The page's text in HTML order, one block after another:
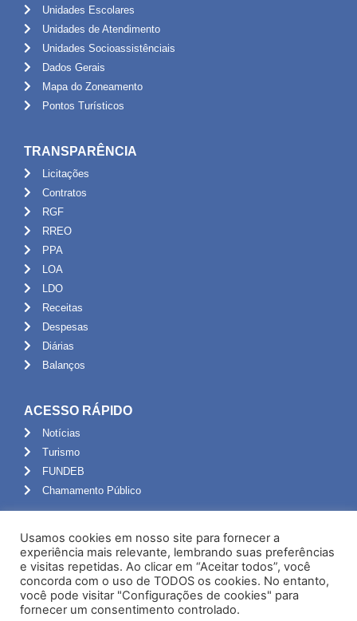
Unidades Escolares
Unidades de Atendimento
Unidades Socioassistênciais
Dados Gerais
Mapa do Zoneamento
Pontos Turísticos
TRANSPARÊNCIA
Licitações
Contratos
RGF
RREO
PPA
LOA
LDO
Receitas
Despesas
Diárias
Balanços
ACESSO RÁPIDO
Notícias
Turismo
FUNDEB
Chamamento Público
Portal do Servidor
Webmail
Administração
Usamos cookies em nosso site para fornecer a
experiência mais relevante, lembrando suas preferências
e visitas repetidas. Ao clicar em “Aceitar todos”, você
concorda com o uso de TODOS os cookies. No entanto,
você pode visitar "Configurações de cookies" para
fornecer um consentimento controlado.